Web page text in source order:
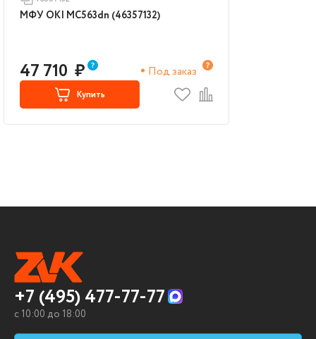
МФУ OKI MC563dn (46357132)
47 710 ₽ Под заказ
Купить
+7 (495) 477-77-77
c 10:00 до 18:00